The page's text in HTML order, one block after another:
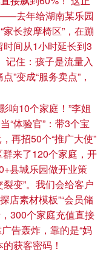
去年给湖南某乐园
长按摩椅区”，在蹦
时间从1小时延长到3
记住：孩子是流量入
”变成“服务卖点”，
响10个家庭！”李姐
“体验官”：带3个宝
再招50个“推广大使”
来了120个家庭，开
县城乐园做开业策
变”。我们会给客户
店素材模板”“会员储
300个家庭充值直接
告轰炸，靠的是“妈
获客密码！